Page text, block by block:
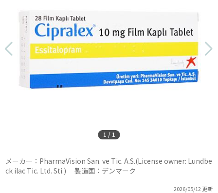
1 / 1
メーカー：PharmaVision San. ve Tic. A.S.(License owner: Lundbe
ck ilac Tic. Ltd. Sti.) 製造国：デンマーク
2026/05/12 更新